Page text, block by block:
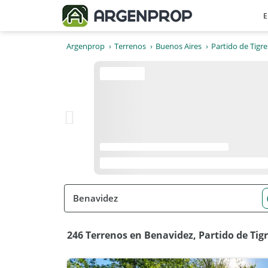
Argenprop Terrenos Buenos Aires Partido de Tigre
246 Terrenos en Benavidez, Partido de